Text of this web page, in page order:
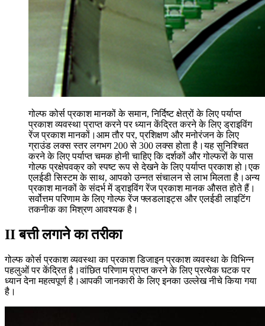
गोल्फ कोर्स प्रकाश मानकों के समान, निर्दिष्ट क्षेत्रों के लिए पर्याप्त
प्रकाश व्यवस्था प्राप्त करने पर ध्यान केंद्रित करने के लिए ड्राइविंग
रेंज प्रकाश मानकों।आम तौर पर, प्रशिक्षण और मनोरंजन के लिए
ग्राउंड लक्स स्तर लगभग 200 से 300 लक्स होता है।यह सुनिश्चित
करने के लिए पर्याप्त चमक होनी चाहिए कि दर्शकों और गोल्फरों के पास
गोल्फ प्रक्षेपवक्र को स्पष्ट रूप से देखने के लिए पर्याप्त प्रकाश हो।एक
एलईडी सिस्टम के साथ, आपको उन्नत संचालन से लाभ मिलता है।अन्य
प्रकाश मानकों के संदर्भ में ड्राइविंग रेंज प्रकाश मानक औसत होते हैं।
सर्वोत्तम परिणाम के लिए गोल्फ रेंज फ्लडलाइट्स और एलईडी लाइटिंग
तकनीक का मिश्रण आवश्यक है।
II बत्ती लगाने का तरीका
गोल्फ कोर्स प्रकाश व्यवस्था का प्रकाश डिजाइन प्रकाश व्यवस्था के विभिन्न
पहलुओं पर केंद्रित है।वांछित परिणाम प्राप्त करने के लिए प्रत्येक घटक पर
ध्यान देना महत्वपूर्ण है।आपकी जानकारी के लिए इनका उल्लेख नीचे किया गया
है।